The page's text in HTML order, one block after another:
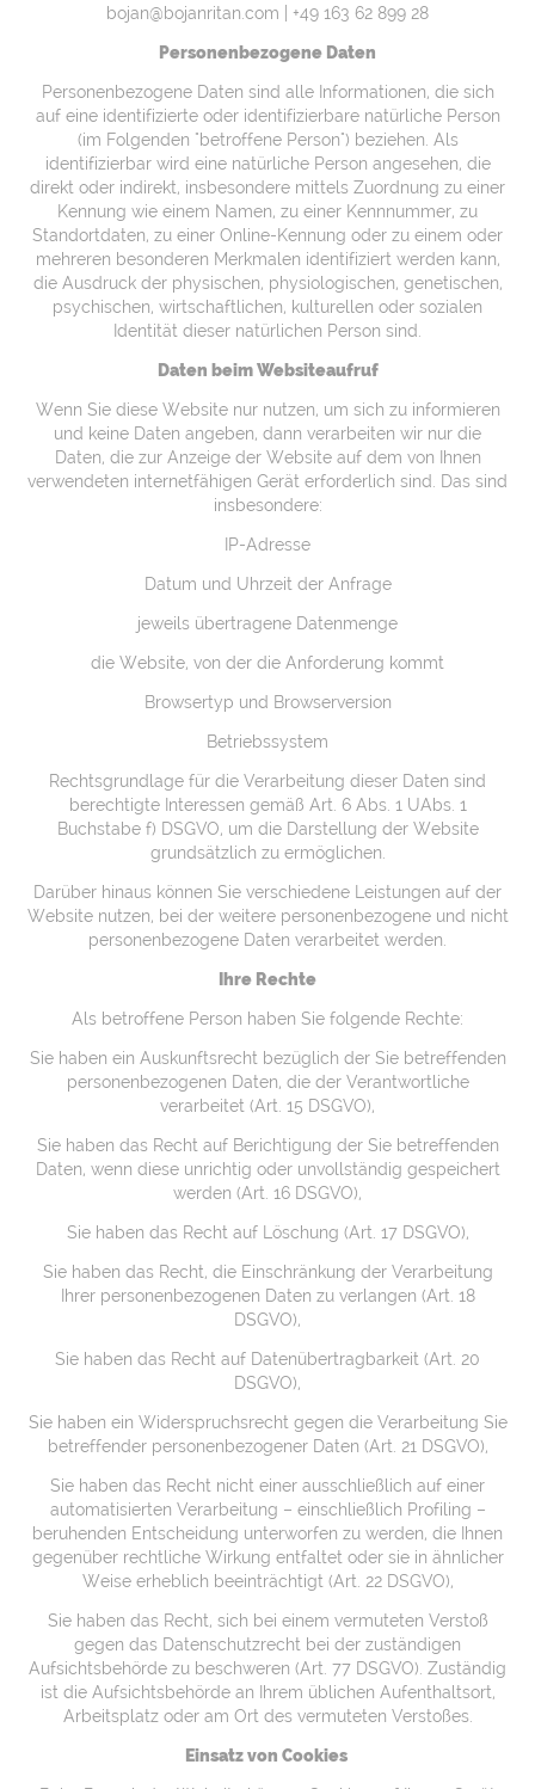
bojan@bojanritan.com | +49 163 62 899 28
Personenbezogene Daten
Personenbezogene Daten sind alle Informationen, die sich
auf eine identifizierte oder identifizierbare natürliche Person
(im Folgenden "betroffene Person") beziehen. Als
identifizierbar wird eine natürliche Person angesehen, die
direkt oder indirekt, insbesondere mittels Zuordnung zu einer
Kennung wie einem Namen, zu einer Kennnummer, zu
Standortdaten, zu einer Online-Kennung oder zu einem oder
mehreren besonderen Merkmalen identifiziert werden kann,
die Ausdruck der physischen, physiologischen, genetischen,
psychischen, wirtschaftlichen, kulturellen oder sozialen
Identität dieser natürlichen Person sind.
Daten beim Websiteaufruf
Wenn Sie diese Website nur nutzen, um sich zu informieren
und keine Daten angeben, dann verarbeiten wir nur die
Daten, die zur Anzeige der Website auf dem von Ihnen
verwendeten internetfähigen Gerät erforderlich sind. Das sind
insbesondere:
IP-Adresse
Datum und Uhrzeit der Anfrage
jeweils übertragene Datenmenge
die Website, von der die Anforderung kommt
Browsertyp und Browserversion
Betriebssystem
Rechtsgrundlage für die Verarbeitung dieser Daten sind
berechtigte Interessen gemäß Art. 6 Abs. 1 UAbs. 1
Buchstabe f) DSGVO, um die Darstellung der Website
grundsätzlich zu ermöglichen.
Darüber hinaus können Sie verschiedene Leistungen auf der
Website nutzen, bei der weitere personenbezogene und nicht
personenbezogene Daten verarbeitet werden.
Ihre Rechte
Als betroffene Person haben Sie folgende Rechte:
Sie haben ein Auskunftsrecht bezüglich der Sie betreffenden
personenbezogenen Daten, die der Verantwortliche
verarbeitet (Art. 15 DSGVO),
Sie haben das Recht auf Berichtigung der Sie betreffenden
Daten, wenn diese unrichtig oder unvollständig gespeichert
werden (Art. 16 DSGVO),
Sie haben das Recht auf Löschung (Art. 17 DSGVO),
Sie haben das Recht, die Einschränkung der Verarbeitung
Ihrer personenbezogenen Daten zu verlangen (Art. 18
DSGVO),
Sie haben das Recht auf Datenübertragbarkeit (Art. 20
DSGVO),
Sie haben ein Widerspruchsrecht gegen die Verarbeitung Sie
betreffender personenbezogener Daten (Art. 21 DSGVO),
Sie haben das Recht nicht einer ausschließlich auf einer
automatisierten Verarbeitung – einschließlich Profiling –
beruhenden Entscheidung unterworfen zu werden, die Ihnen
gegenüber rechtliche Wirkung entfaltet oder sie in ähnlicher
Weise erheblich beeinträchtigt (Art. 22 DSGVO),
Sie haben das Recht, sich bei einem vermuteten Verstoß
gegen das Datenschutzrecht bei der zuständigen
Aufsichtsbehörde zu beschweren (Art. 77 DSGVO). Zuständig
ist die Aufsichtsbehörde an Ihrem üblichen Aufenthaltsort,
Arbeitsplatz oder am Ort des vermuteten Verstoßes.
Einsatz von Cookies